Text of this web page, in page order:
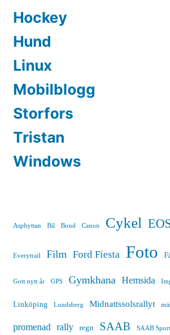
Hockey
Hund
Linux
Mobilblogg
Storfors
Tristan
Windows
Asphyttan Bil Bond Canon Cykel
Everytrail Film Ford Fiesta Foto
Gott nytt år GPS Gymkhana Hemsida
Linköping Lundsberg Midnattssolsrallyt
promenad rally regn SAAB SAAB Sport